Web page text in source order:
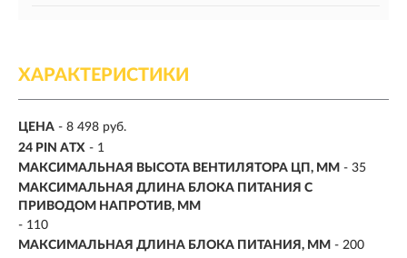
ХАРАКТЕРИСТИКИ
ЦЕНА - 8 498 руб.
24 PIN ATX - 1
МАКСИМАЛЬНАЯ ВЫСОТА ВЕНТИЛЯТОРА ЦП, ММ - 35
МАКСИМАЛЬНАЯ ДЛИНА БЛОКА ПИТАНИЯ С
ПРИВОДОМ НАПРОТИВ, ММ
- 110
МАКСИМАЛЬНАЯ ДЛИНА БЛОКА ПИТАНИЯ, ММ - 200